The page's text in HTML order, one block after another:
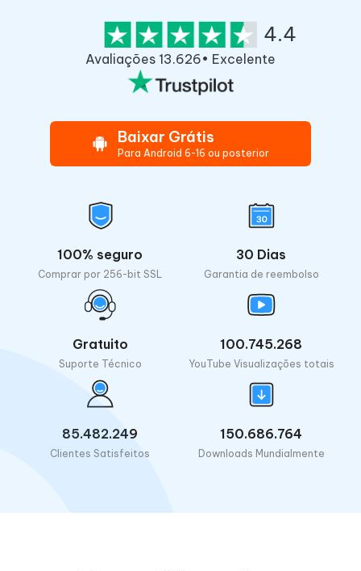
Avaliações 13.626• Excelente
4.4
Baixar Grátis
Para Android 6-16 ou posterior
100% seguro
Comprar por 256-bit SSL
30 Dias
Garantia de reembolso
Gratuito
Suporte Técnico
100.745.268
YouTube Visualizações totais
85.482.249
Clientes Satisfeitos
150.686.764
Downloads Mundialmente